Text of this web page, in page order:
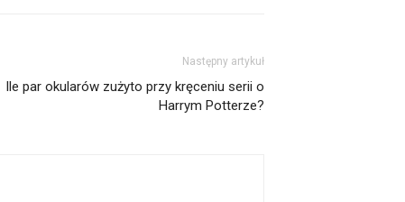
Następny artykuł
Ile par okularów zużyto przy kręceniu serii o
Harrym Potterze?